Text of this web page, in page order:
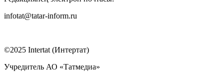
infotat@tatar-inform.ru
©2025 Intertat (Интертат)
Учредитель АО «Татмедиа»